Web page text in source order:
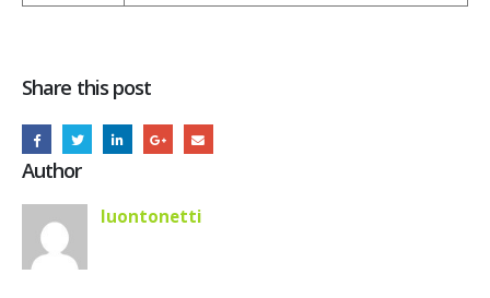
Share this post
Author
luontonetti